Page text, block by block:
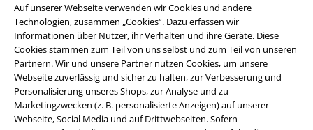
Auf unserer Webseite verwenden wir Cookies und andere
Technologien, zusammen „Cookies“. Dazu erfassen wir
Informationen über Nutzer, ihr Verhalten und ihre Geräte. Diese
Cookies stammen zum Teil von uns selbst und zum Teil von unseren
Partnern. Wir und unsere Partner nutzen Cookies, um unsere
Webseite zuverlässig und sicher zu halten, zur Verbesserung und
Personalisierung unseres Shops, zur Analyse und zu
Marketingzwecken (z. B. personalisierte Anzeigen) auf unserer
Webseite, Social Media und auf Drittwebseiten. Sofern
Rechtliches